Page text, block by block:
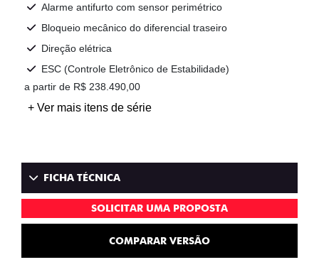
Alarme antifurto com sensor perimétrico
Bloqueio mecânico do diferencial traseiro
Direção elétrica
ESC (Controle Eletrônico de Estabilidade)
a partir de R$ 238.490,00
+ Ver mais itens de série
FICHA TÉCNICA
SOLICITAR UMA PROPOSTA
COMPARAR VERSÃO